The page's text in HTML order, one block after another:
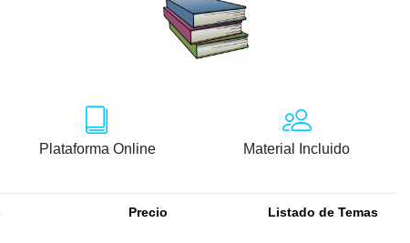
Plataforma Online Material Incluido
Precio Listado de Temas